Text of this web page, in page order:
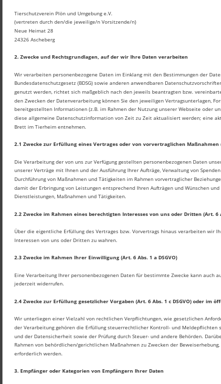
Tierschutzverein Plön und Umgebung e.V.
(vertreten durch den/die jeweilige/n Vorsitzende/n)
Neue Heimat 28
24326 Ascheberg
2. Zwecke und Rechtsgrundlagen, auf der wir Ihre Daten verarbeiten
Wir verarbeiten personenbezogene Daten im Einklang mit den Bestimmungen der
Bundesdatenschutzgesetz (BDSG) sowie anderen anwendbaren
genutzt werden, richtet sich maßgeblich nach den jeweils beantragten bzw.
den Zwecken der Datenverarbeitung können Sie den jeweiligen Vertragsunterlagen,
bereitgestellten Informationen (z.B. im Rahmen der Nutzung unserer Webseite oder
diese allgemeine Datenschutzinformation von Zeit zu Zeit aktualisiert werden; eine
Brett im Tierheim entnehmen.
2.1 Zwecke zur Erfüllung eines Vertrages oder von vorvertraglichen Maßnahmen
Die Verarbeitung der von uns zur Verfügung gestellten personenbezogenen Daten
unserer Verträge mit Ihnen und der Ausführung Ihrer Aufträge, Verwaltung von
Durchführung von Maßnahmen und Tätigkeiten im Rahmen vorvertraglicher
damit der Erbringung von Leistungen entsprechend Ihren Aufträgen und Wünschen
Dienstleistungen, Maßnahmen und Tätigkeiten.
2.2 Zwecke im Rahmen eines berechtigten Interesses von uns oder Dritten (Art. 6
Über die eigentliche Erfüllung des Vertrages bzw. Vorvertrags hinaus verarbeiten wir
Interessen von uns oder Dritten zu wahren.
2.3 Zwecke im Rahmen Ihrer Einwilligung (Art. 6 Abs. 1 a DSGVO)
Eine Verarbeitung Ihrer personenbezogenen Daten für bestimmte Zwecke kann auch
jederzeit widerrufen.
2.4 Zwecke zur Erfüllung gesetzlicher Vorgaben (Art. 6 Abs. 1 c DSGVO) oder im
Wir unterliegen einer Vielzahl von rechtlichen Verpflichtungen, wie gesetzlichen
der Verarbeitung gehören die Erfüllung steuerrechtlicher Kontroll- und
und der Datensicherheit sowie der Prüfung durch Steuer- und andere Behörden.
Rahmen von behördlichen/gerichtlichen Maßnahmen zu Zwecken der
erforderlich werden.
3. Empfänger oder Kategorien von Empfängern Ihrer Daten